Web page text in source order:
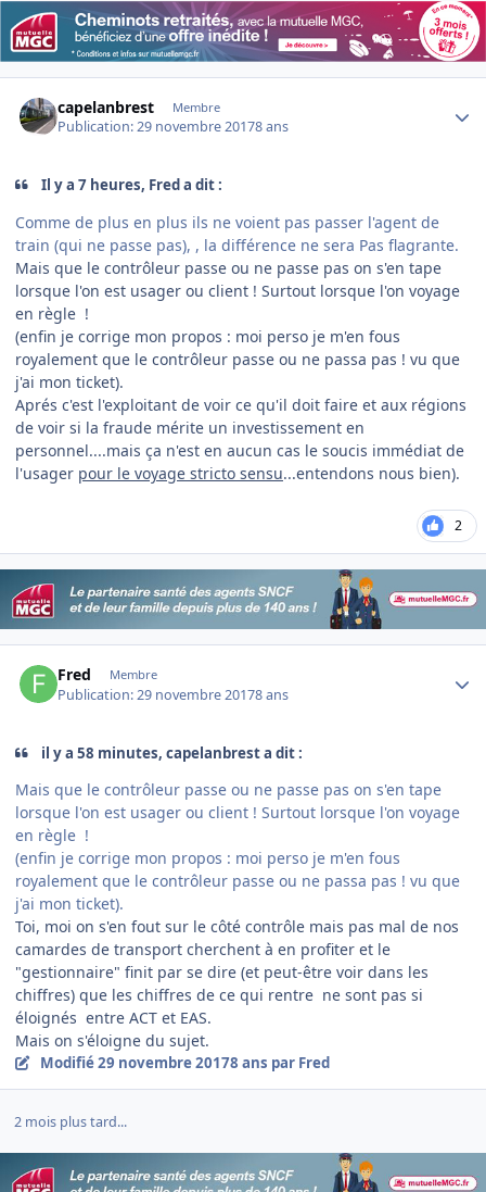
capelanbrest Membre
Publication:29 novembre 20178 ans
Il y a 7 heures, Fred a dit :
Comme de plus en plus ils ne voient pas passer l'agent de
train (qui ne passe pas), , la différence ne sera Pas flagrante.
Mais que le contrôleur passe ou ne passe pas on s'en tape
lorsque l'on est usager ou client ! Surtout lorsque l'on voyage
en règle !
(enfin je corrige mon propos : moi perso je m'en fous
royalement que le contrôleur passe ou ne passa pas ! vu que
j'ai mon ticket).
Aprés c'est l'exploitant de voir ce qu'il doit faire et aux régions
de voir si la fraude mérite un investissement en
personnel....mais ça n'est en aucun cas le soucis immédiat de
l'usager pour le voyage stricto sensu...entendons nous bien).
2
Fred Membre
Publication:29 novembre 20178 ans
il y a 58 minutes, capelanbrest a dit :
Mais que le contrôleur passe ou ne passe pas on s'en tape
lorsque l'on est usager ou client ! Surtout lorsque l'on voyage
en règle !
(enfin je corrige mon propos : moi perso je m'en fous
royalement que le contrôleur passe ou ne passa pas ! vu que
j'ai mon ticket).
Toi, moi on s'en fout sur le côté contrôle mais pas mal de nos
camardes de transport cherchent à en profiter et le
"gestionnaire" finit par se dire (et peut-être voir dans les
chiffres) que les chiffres de ce qui rentre ne sont pas si
éloignés entre ACT et EAS.
Mais on s'éloigne du sujet.
Modifié29 novembre 20178 ans par Fred
2 mois plus tard...